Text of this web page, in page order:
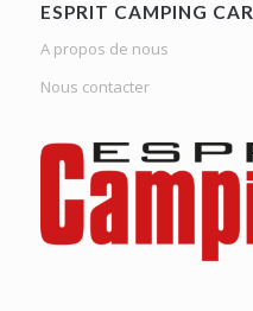
ESPRIT CAMPING CAR
A propos de nous
Nous contacter